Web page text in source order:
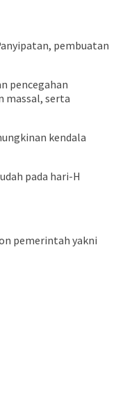
pembuatan
pencegahan
massal, serta
kendala
pada hari-H
pemerintah yakni